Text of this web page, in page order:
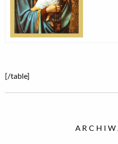
[/table]
A R C H I W